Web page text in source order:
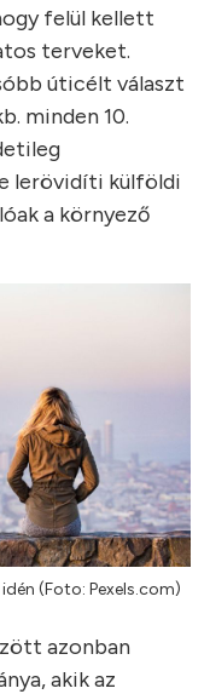
felül kellett
terveket.
úticélt választ
minden 10.
lerövidíti külföldi
a környező
(Foto: Pexels.com)
azonban
akik az